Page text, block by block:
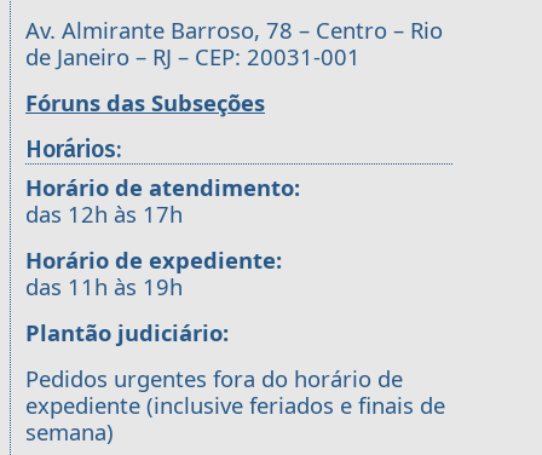
Av. Almirante Barroso, 78 – Centro – Rio
de Janeiro – RJ – CEP: 20031-001
Fóruns das Subseções
Horários:
Horário de atendimento:
das 12h às 17h
Horário de expediente:
das 11h às 19h
Plantão judiciário:
Pedidos urgentes fora do horário de
expediente (inclusive feriados e finais de
semana)